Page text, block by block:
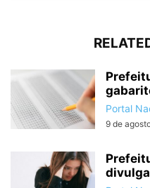
Portal
9 de